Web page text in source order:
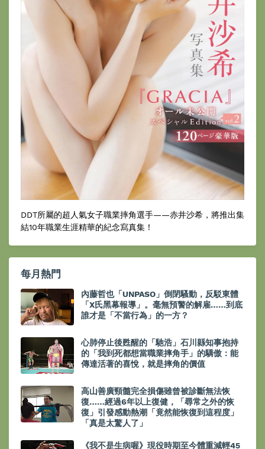
DDT所屬的超人氣女子職業摔角選手——赤井沙希，將推出集
結10年職業生涯精華的紀念寫真集！
每月熱門
內藤哲也「UNPASO」倒閉騷動，反駁東體
「X氏黑幕報導」。毫無預警的解雇……到底
誰才是「不當行為」的一方？
心肺停止後甦醒的「馳浩」石川縣知事抱持
的「我到死都想當職業摔角手」的驕傲：能
傳達活著的喜悅，就是摔角的價值
高山善廣頸髓完全損傷雖曾被診斷無法恢
復……經過6年以上復健，「尋常之外的恢
復」引發感動熱潮「竟然能恢復到這程度」
「真是太驚人了」
《我不是生病喔》現役時期至今體重減輕45